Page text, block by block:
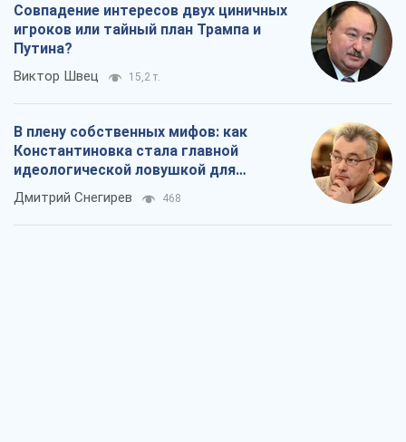
Совпадение интересов двух циничных
игроков или тайный план Трампа и
Путина?
Виктор Швец 15,2 т.
В плену собственных мифов: как
Константиновка стала главной
идеологической ловушкой для
российских оккупантов
Дмитрий Снегирев 468